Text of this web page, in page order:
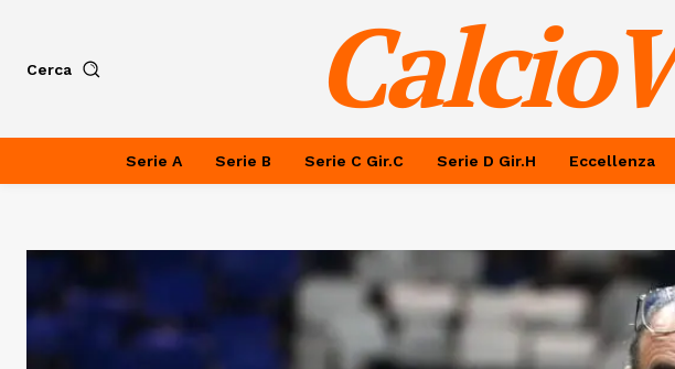
Cerca
Serie A Serie B Serie C Gir.C Serie D Gir.H Eccellenza